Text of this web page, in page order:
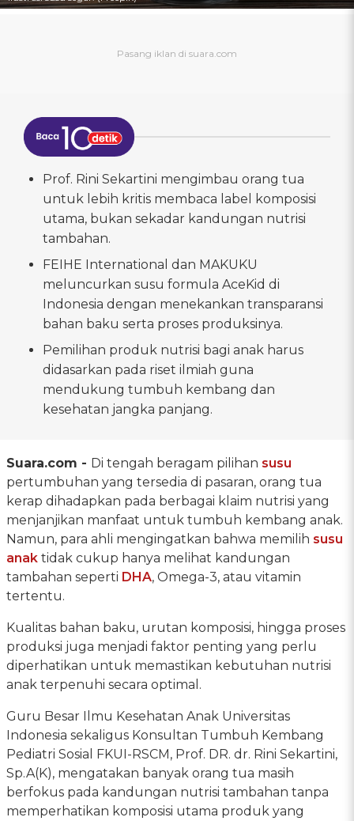
Prof. Rini Sekartini mengimbau orang tua
untuk lebih kritis membaca label komposisi
utama, bukan sekadar kandungan nutrisi
tambahan.
FEIHE International dan MAKUKU
meluncurkan susu formula AceKid di
Indonesia dengan menekankan transparansi
bahan baku serta proses produksinya.
Pemilihan produk nutrisi bagi anak harus
didasarkan pada riset ilmiah guna
mendukung tumbuh kembang dan
kesehatan jangka panjang.
Suara.com - Di tengah beragam pilihan susu
pertumbuhan yang tersedia di pasaran, orang tua
kerap dihadapkan pada berbagai klaim nutrisi yang
menjanjikan manfaat untuk tumbuh kembang anak.
Namun, para ahli mengingatkan bahwa memilih susu
anak tidak cukup hanya melihat kandungan
tambahan seperti DHA, Omega-3, atau vitamin
tertentu.
Kualitas bahan baku, urutan komposisi, hingga proses
produksi juga menjadi faktor penting yang perlu
diperhatikan untuk memastikan kebutuhan nutrisi
anak terpenuhi secara optimal.
Guru Besar Ilmu Kesehatan Anak Universitas
Indonesia sekaligus Konsultan Tumbuh Kembang
Pediatri Sosial FKUI-RSCM, Prof. DR. dr. Rini Sekartini,
Sp.A(K), mengatakan banyak orang tua masih
berfokus pada kandungan nutrisi tambahan tanpa
memperhatikan komposisi utama produk yang